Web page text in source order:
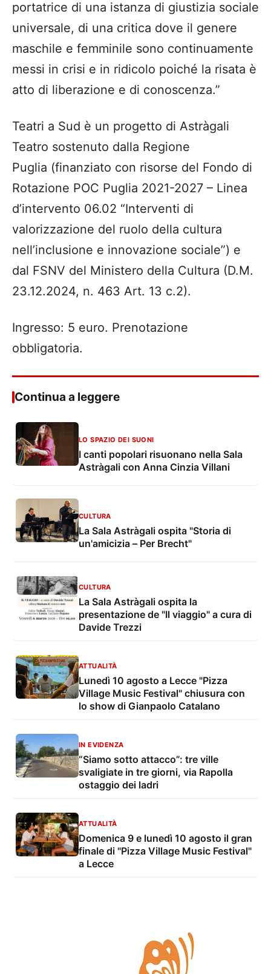
portatrice di una istanza di giustizia sociale
universale, di una critica dove il genere
maschile e femminile sono continuamente
messi in crisi e in ridicolo poiché la risata è
atto di liberazione e di conoscenza.”
Teatri a Sud è un progetto di Astràgali
Teatro sostenuto dalla Regione
Puglia (finanziato con risorse del Fondo di
Rotazione POC Puglia 2021-2027 – Linea
d’intervento 06.02 “Interventi di
valorizzazione del ruolo della cultura
nell’inclusione e innovazione sociale”) e
dal FSNV del Ministero della Cultura (D.M.
23.12.2024, n. 463 Art. 13 c.2).
Ingresso: 5 euro. Prenotazione
obbligatoria.
Continua a leggere
LO SPAZIO DEI SUONI
I canti popolari risuonano nella Sala
Astràgali con Anna Cinzia Villani
CULTURA
La Sala Astràgali ospita "Storia di
un'amicizia – Per Brecht"
CULTURA
La Sala Astràgali ospita la
presentazione de "Il viaggio" a cura di
Davide Trezzi
ATTUALITÀ
Lunedì 10 agosto a Lecce "Pizza
Village Music Festival" chiusura con
lo show di Gianpaolo Catalano
IN EVIDENZA
“Siamo sotto attacco”: tre ville
svaligiate in tre giorni, via Rapolla
ostaggio dei ladri
ATTUALITÀ
Domenica 9 e lunedì 10 agosto il gran
finale di "Pizza Village Music Festival"
a Lecce